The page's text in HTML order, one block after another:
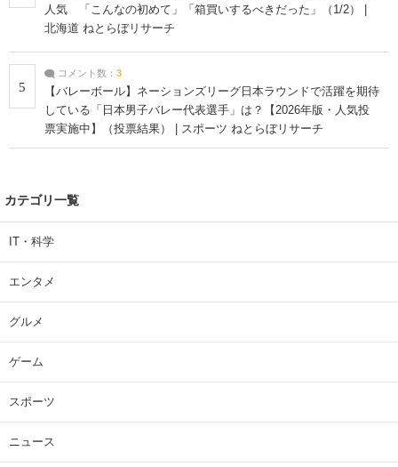
人気 「こんなの初めて」「箱買いするべきだった」（1/2） |
北海道 ねとらぼリサーチ
5
コメント数： 3
【バレーボール】ネーションズリーグ日本ラウンドで活躍を期待
している「日本男子バレー代表選手」は？【2026年版・人気投
票実施中】（投票結果） | スポーツ ねとらぼリサーチ
カテゴリ一覧
IT・科学
エンタメ
グルメ
ゲーム
スポーツ
ニュース